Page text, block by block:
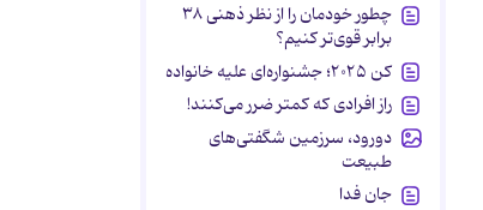
چطور خودمان را از نظر ذهنی ۳۸
برابر قوی‌تر کنیم؟
کن ۲۰۲۵؛ جشنواره‌ای علیه خانواده
راز افرادی که کمتر ضرر می‌کنند!
دورود، سرزمین شگفتی‌های
طبیعت
جان فدا